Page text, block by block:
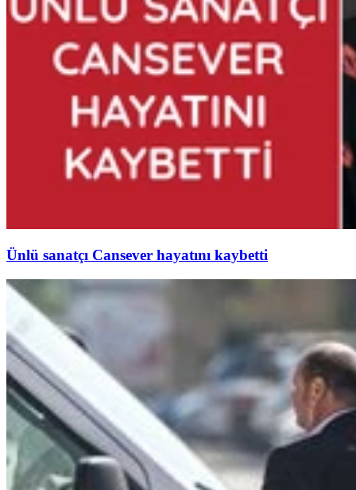
Ünlü sanatçı Cansever hayatını kaybetti